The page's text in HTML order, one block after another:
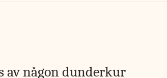
av någon dunderkur